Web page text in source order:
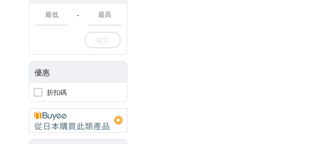
-
確定
優惠
折扣碼